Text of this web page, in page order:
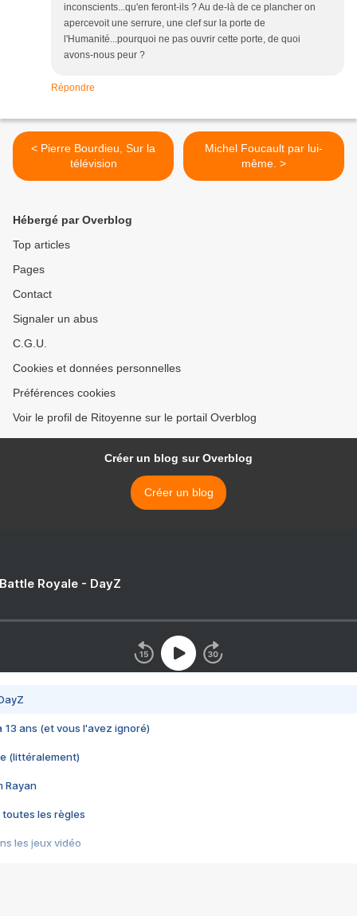
inconscients...qu'en feront-ils ? Au de-là de ce plancher on
apercevoit une serrure, une clef sur la porte de
l'Humanité...pourquoi ne pas ouvrir cette porte, de quoi
avons-nous peur ?
Répondre
< Pierre Bourdieu, Sur la
télévision
Michel Foucault par lui-
même. >
Hébergé par Overblog
Top articles
Pages
Contact
Signaler un abus
C.G.U.
Cookies et données personnelles
Préférences cookies
Voir le profil de Ritoyenne sur le portail Overblog
Créer un blog sur Overblog
Créer un blog
Royale - DayZ
13 ans (et vous l'avez ignoré)
(littéralement)
Rayan
toutes les règles
les jeux vidéo